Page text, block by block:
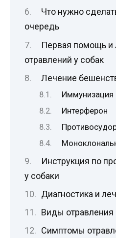
Что нужно
очередь
Первая помощь и
отравлений у собак
Лечение
Иммунизация
Интерферон
Инструкция по
у собаки
Диагностика и
Виды отравления
Симптомы